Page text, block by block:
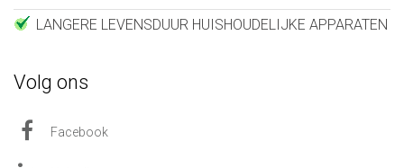
LANGERE LEVENSDUUR HUISHOUDELIJKE APPARATEN
Volg ons
Facebook